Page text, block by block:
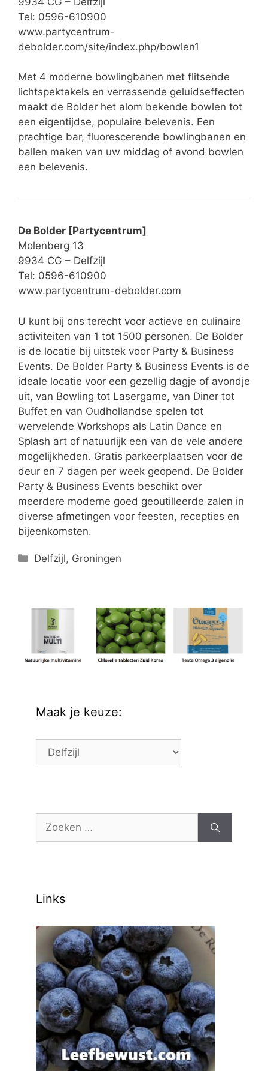
Tel: 0596-610900
www.partycentrum-
debolder.com/site/index.php/bowlen1
Met 4 moderne bowlingbanen met flitsende
lichtspektakels en verrassende geluidseffecten
maakt de Bolder het alom bekende bowlen tot
een eigentijdse, populaire belevenis. Een
prachtige bar, fluorescerende bowlingbanen en
ballen maken van uw middag of avond bowlen
een belevenis.
De Bolder [Partycentrum]
Molenberg 13
9934 CG – Delfzijl
Tel: 0596-610900
www.partycentrum-debolder.com
U kunt bij ons terecht voor actieve en culinaire
activiteiten van 1 tot 1500 personen. De Bolder
is de locatie bij uitstek voor Party & Business
Events. De Bolder Party & Business Events is de
ideale locatie voor een gezellig dagje of avondje
uit, van Bowling tot Lasergame, van Diner tot
Buffet en van Oudhollandse spelen tot
wervelende Workshops als Latin Dance en
Splash art of natuurlijk een van de vele andere
mogelijkheden. Gratis parkeerplaatsen voor de
deur en 7 dagen per week geopend. De Bolder
Party & Business Events beschikt over
meerdere moderne goed geoutilleerde zalen in
diverse afmetingen voor feesten, recepties en
bijeenkomsten.
Categorieën
Delfzijl, Groningen
Maak je keuze:
Maak
Zoek
Links